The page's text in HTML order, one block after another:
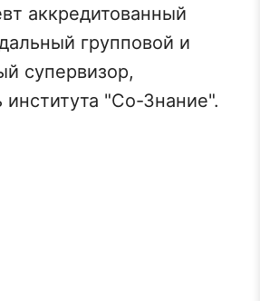
аккредитованный
групповой и
супервизор,
института "Со-Знание".